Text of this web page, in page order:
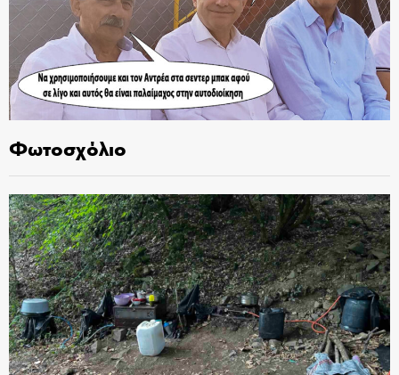
Φωτοσχόλιο